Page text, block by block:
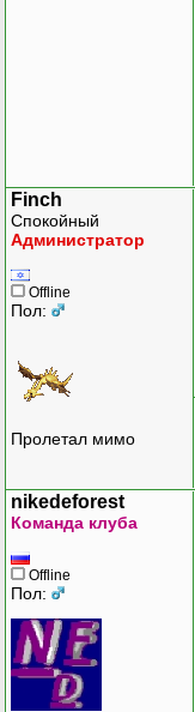
Finch
Спокойный
Администратор
Offline
Пол:
Пролетал мимо
nikedeforest
Команда клуба
Offline
Пол: